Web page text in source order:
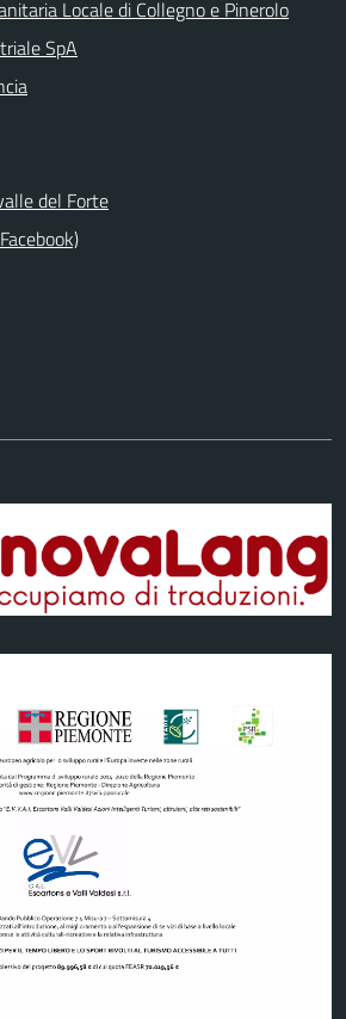
Locale di Collegno e Pinerolo
SpA
del Forte